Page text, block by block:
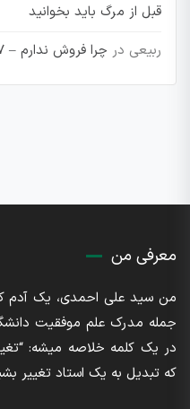
قبل از مرگ باید بخوانید
ربیعی در چرا فروش ندارم – 7 دلیل اصلی که مشتری ندارید
معرفی من
من سید علی احمدی، یک آدم
جمله مدرک علم موفقیت
در یک کلمه خلاصه میشه:
که تبدیل به یک استاد تغییر